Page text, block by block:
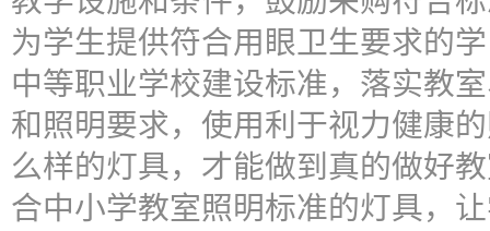
为学生提供符合用眼卫生要求的
中等职业学校建设标准，落实教
和照明要求，使用利于视力健康
么样的灯具，才能做到真的做好
合中小学教室照明标准的灯具，